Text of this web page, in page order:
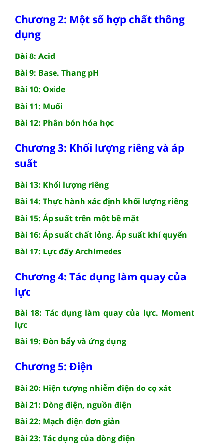
Chương 2: Một số hợp chất thông
dụng
Bài 8: Acid
Bài 9: Base. Thang pH
Bài 10: Oxide
Bài 11: Muối
Bài 12: Phân bón hóa học
Chương 3: Khối lượng riêng và áp
suất
Bài 13: Khối lượng riêng
Bài 14: Thực hành xác định khối lượng riêng
Bài 15: Áp suất trên một bề mặt
Bài 16: Áp suất chất lỏng. Áp suất khí quyển
Bài 17: Lực đẩy Archimedes
Chương 4: Tác dụng làm quay của
lực
Bài 18: Tác dụng làm quay của lực. Moment
lực
Bài 19: Đòn bẩy và ứng dụng
Chương 5: Điện
Bài 20: Hiện tượng nhiễm điện do cọ xát
Bài 21: Dòng điện, nguồn điện
Bài 22: Mạch điện đơn giản
Bài 23: Tác dụng của dòng điện